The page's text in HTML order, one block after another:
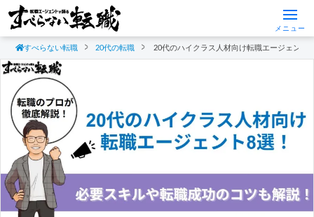
メニュー
すべらない転職 20代の転職 20代のハイクラス人材向け転職エージェント